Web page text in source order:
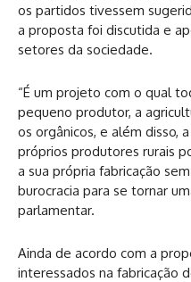
os partidos tivessem
a proposta foi discutida e
setores da sociedade.
“É um projeto com o qual
pequeno produtor, a
os orgânicos, e além disso,
próprios produtores rurais
a sua própria fabricação
burocracia para se tornar
parlamentar.
Ainda de acordo com a
interessados na fabricação